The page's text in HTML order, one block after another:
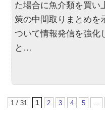
た場合に魚介類を買い
策の中間取りまとめを
ついて情報発信を強化
と…
1 / 31 1 2 3 4 5 ...